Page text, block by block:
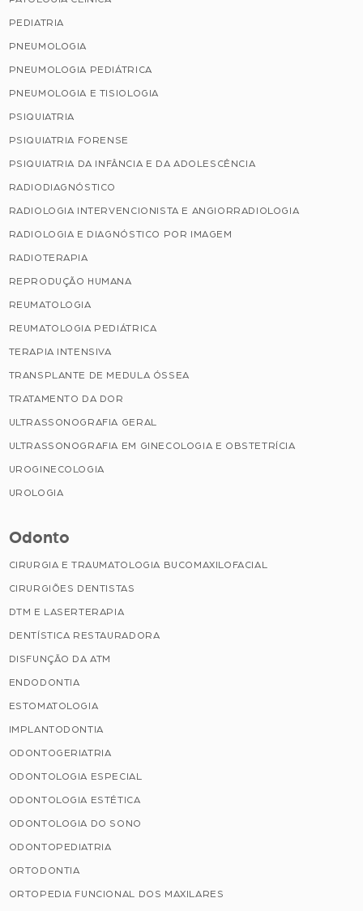
PEDIATRIA
PNEUMOLOGIA
PNEUMOLOGIA PEDIÁTRICA
PNEUMOLOGIA E TISIOLOGIA
PSIQUIATRIA
PSIQUIATRIA FORENSE
PSIQUIATRIA DA INFÂNCIA E DA ADOLESCÊNCIA
RADIODIAGNÓSTICO
RADIOLOGIA INTERVENCIONISTA E ANGIORRADIOLOGIA
RADIOLOGIA E DIAGNÓSTICO POR IMAGEM
RADIOTERAPIA
REPRODUÇÃO HUMANA
REUMATOLOGIA
REUMATOLOGIA PEDIÁTRICA
TERAPIA INTENSIVA
TRANSPLANTE DE MEDULA ÓSSEA
TRATAMENTO DA DOR
ULTRASSONOGRAFIA GERAL
ULTRASSONOGRAFIA EM GINECOLOGIA E OBSTETRÍCIA
UROGINECOLOGIA
UROLOGIA
Odonto
CIRURGIA E TRAUMATOLOGIA BUCOMAXILOFACIAL
CIRURGIÕES DENTISTAS
DTM E LASERTERAPIA
DENTÍSTICA RESTAURADORA
DISFUNÇÃO DA ATM
ENDODONTIA
ESTOMATOLOGIA
IMPLANTODONTIA
ODONTOGERIATRIA
ODONTOLOGIA ESPECIAL
ODONTOLOGIA ESTÉTICA
ODONTOLOGIA DO SONO
ODONTOPEDIATRIA
ORTODONTIA
ORTOPEDIA FUNCIONAL DOS MAXILARES